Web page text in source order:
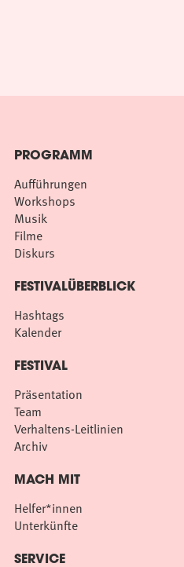
PROGRAMM
Aufführungen
Workshops
Musik
Filme
Diskurs
FESTIVALÜBERBLICK
Hashtags
Kalender
FESTIVAL
Präsentation
Team
Verhaltens-Leitlinien
Archiv
MACH MIT
Helfer*innen
Unterkünfte
SERVICE